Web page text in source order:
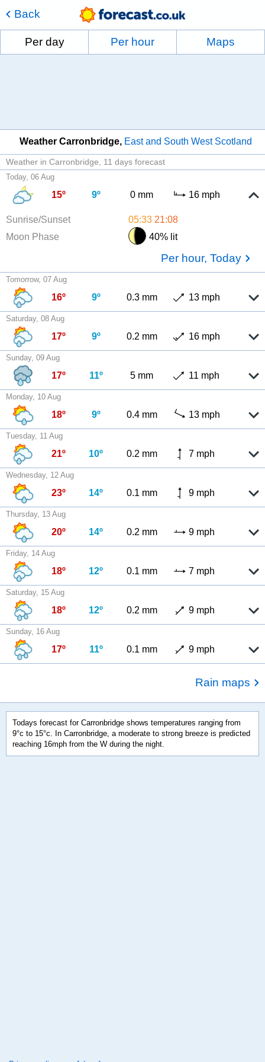
Back
Per day Per hour Maps
Weather Carronbridge East and South West Scotland
Weather in Carronbridge 11 days forecast
Today, 06 Aug
15º 9º 0 mm 16 mph
Sunrise/Sunset 05:33 21:08
Moon Phase
40% lit
Per hour, Today
Tomorrow, 07 Aug
16º 9º 0.3 mm 13 mph
Saturday, 08 Aug
17º 9º 0.2 mm 16 mph
Sunday, 09 Aug
17º 11º 5 mm 11 mph
Monday, 10 Aug
18º 9º 0.4 mm 13 mph
Tuesday, 11 Aug
21º 10º 0.2 mm 7 mph
Wednesday, 12 Aug
23º 14º 0.1 mm 9 mph
Thursday, 13 Aug
20º 14º 0.2 mm 9 mph
Friday, 14 Aug
18º 12º 0.1 mm 7 mph
Saturday, 15 Aug
18º 12º 0.2 mm 9 mph
Sunday, 16 Aug
17º 11º 0.1 mm 9 mph
Rain maps
Todays forecast for Carronbridge shows temperatures ranging from
9°c to 15°c. In Carronbridge, a moderate to strong breeze is predicted
reaching 16mph from the W during the night.